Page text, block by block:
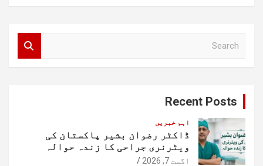
Recent Posts
اہم خبریں
ڈاکٹر رضوان بشیر پاکستان کی
ویٹرنری جراحی کا زندہ حوالہ
اگست 7, 2026